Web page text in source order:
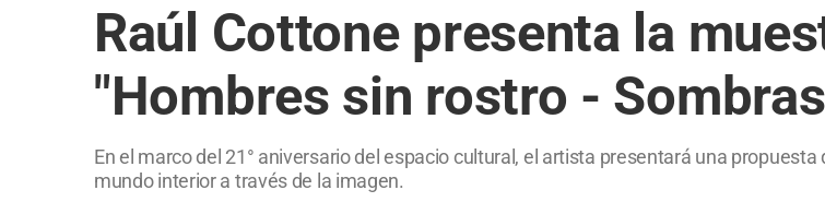
Raúl Cottone presenta la
"Hombres sin rostro -
En el marco del 21° aniversario del espacio cultural, el artista presentará una
mundo interior a través de la imagen.